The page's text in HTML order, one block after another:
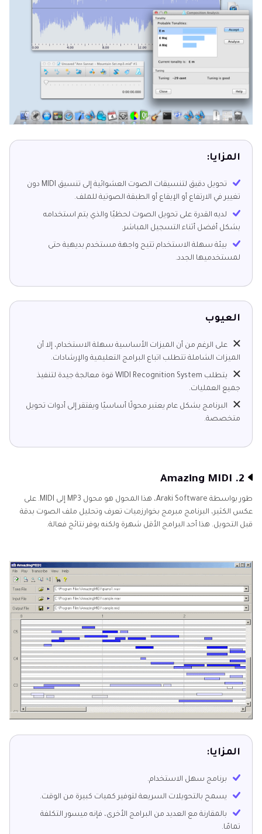
المزايا:
تحويل دقيق لتنسيقات الصوت العشوائية إلى تنسيق MIDI دون
تغيير في الارتفاع أو الإيقاع أو الطبقة الصوتية للملف.
لديه القدرة على تحويل الصوت لحظيًا والذي يتم استخدامه
بشكل أفضل أثناء التسجيل المباشر.
بيئة سهلة الاستخدام تتيح واجهة مستخدم بديهية حتى
لمستخدميها الجدد.
العيوب
على الرغم من أن الميزات الأساسية سهلة الاستخدام، إلا أن
الميزات الشاملة تتطلب اتباع البرامج التعليمية والإرشادات.
يتطلب WIDI Recognition System قوة معالجة جيدة لتنفيذ
جميع العمليات.
البرنامج بشكل عام يعتبر محولًا أساسيًا ويفتقر إلى أدوات تحويل
متخصصة.
2. Amazing MIDI
طور بواسطة Araki Software، هذا المحول هو محول MP3 إلى MIDI. على
عكس الكثير، البرنامج مبرمج بخوارزميات تعرف وتحليل ملف الصوت بدقة
قبل التحويل. هذا أحد البرامج الأقل شهرة ولكنه يوفر نتائج فعالة.
المزايا:
برنامج سهل الاستخدام.
يسمح بالتحويلات السريعة لتوفير كميات كبيرة من الوقت.
بالمقارنة مع العديد من البرامج الأخرى، فإنه ميسور التكلفة
تمامًا.